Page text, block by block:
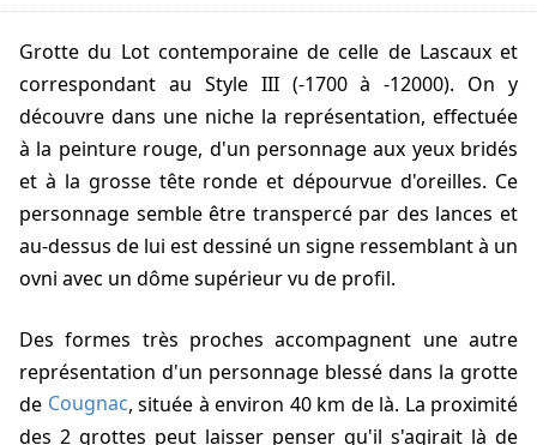
Grotte du Lot contemporaine de celle de Lascaux et
correspondant au Style III (-1700 à -12000). On y
découvre dans une niche la représentation, effectuée
à la peinture rouge, d'un personnage aux yeux bridés
et à la grosse tête ronde et dépourvue d'oreilles. Ce
personnage semble être transpercé par des lances et
au-dessus de lui est dessiné un signe ressemblant à un
ovni avec un dôme supérieur vu de profil.
Des formes très proches accompagnent une autre
représentation d'un personnage blessé dans la grotte
de Cougnac, située à environ 40 km de là. La proximité
des 2 grottes peut laisser penser qu'il s'agirait là de